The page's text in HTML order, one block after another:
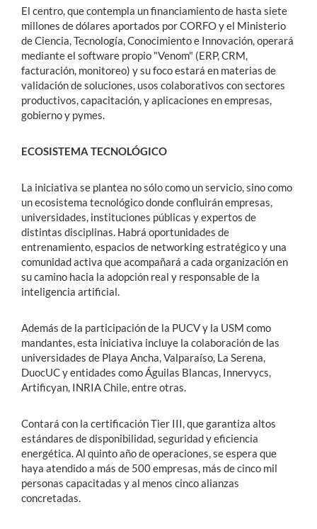
El centro, que contempla un financiamiento de hasta siete
millones de dólares aportados por CORFO y el Ministerio
de Ciencia, Tecnología, Conocimiento e Innovación, operará
mediante el software propio "Venom" (ERP, CRM,
facturación, monitoreo) y su foco estará en materias de
validación de soluciones, usos colaborativos con sectores
productivos, capacitación, y aplicaciones en empresas,
gobierno y pymes.
ECOSISTEMA TECNOLÓGICO
La iniciativa se plantea no sólo como un servicio, sino como
un ecosistema tecnológico donde confluirán empresas,
universidades, instituciones públicas y expertos de
distintas disciplinas. Habrá oportunidades de
entrenamiento, espacios de networking estratégico y una
comunidad activa que acompañará a cada organización en
su camino hacia la adopción real y responsable de la
inteligencia artificial.
Además de la participación de la PUCV y la USM como
mandantes, esta iniciativa incluye la colaboración de las
universidades de Playa Ancha, Valparaíso, La Serena,
DuocUC y entidades como Águilas Blancas, Innervycs,
Artificyan, INRIA Chile, entre otras.
Contará con la certificación Tier III, que garantiza altos
estándares de disponibilidad, seguridad y eficiencia
energética. Al quinto año de operaciones, se espera que
haya atendido a más de 500 empresas, más de cinco mil
personas capacitadas y al menos cinco alianzas
concretadas.